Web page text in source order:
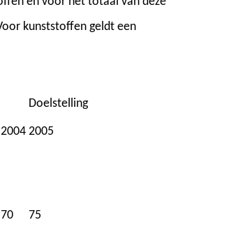
kunststoffen geldt een
Doelstelling
2004 2005
70 75